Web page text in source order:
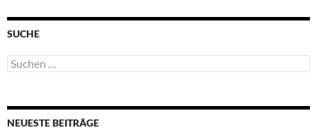
SUCHE
Suchen
nach:
NEUESTE BEITRÄGE